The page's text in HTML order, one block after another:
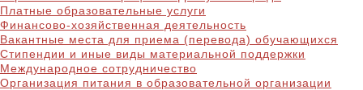
Платные образовательные услуги
Финансово-хозяйственная деятельность
Вакантные места для приема (перевода) обучающихся
Стипендии и иные виды материальной поддержки
Международное сотрудничество
Организация питания в образовательной организации